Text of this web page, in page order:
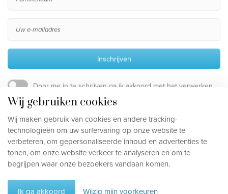
Wij gebruiken cookies
Wij maken gebruik van cookies en andere tracking-
technologieën om uw surfervaring op onze website te
verbeteren, om gepersonaliseerde inhoud en advertenties te
tonen, om onze website verkeer te analyseren en om te
begrijpen waar onze bezoekers vandaan komen.
Ik ga akkoord Wijzig mijn voorkeuren
Inschrijven
Door me in te schrijven ga ik akkoord met het verwerken
van mijn persoonsgegevens, die beschreven staan in de
privacy disclaimer.
Privacy disclaimer
Cookievoorkeuren aanpassen